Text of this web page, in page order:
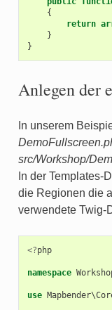
{
return
}
}
Anlegen der
In unserem
src/Workshop/
In der Templates-
die Regionen die
verwendete Twig-
<?php
namespace
use